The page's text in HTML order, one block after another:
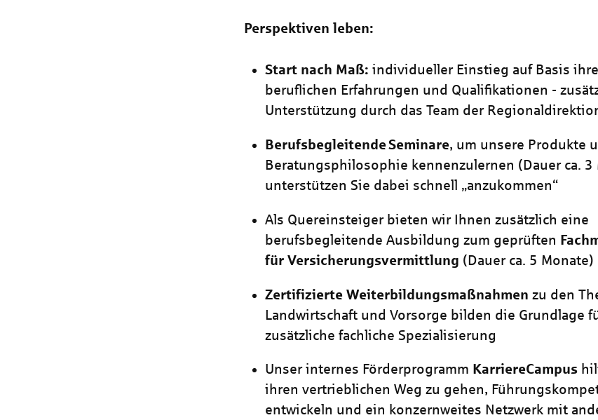
Perspektiven leben:
Start nach Maß:individueller Einstieg auf Basis
beruflichen Erfahrungen und Qualifikationen -
Unterstützung durch das Team der
BerufsbegleitendeSeminare, um unsere Produkte
Beratungsphilosophie kennenzulernen (Dauer ca. 3
unterstützen Sie dabei schnell „anzukommen“
Als Quereinsteiger bieten wir Ihnen zusätzlich eine
berufsbegleitende Ausbildung zum geprüften
für Versicherungsvermittlung (Dauer ca. 5 Monate)
Zertifizierte Weiterbildungsmaßnahmenzu den
Landwirtschaft und Vorsorge bilden die Grundlage
zusätzliche fachliche Spezialisierung
Unser internes Förderprogramm KarriereCampus
ihren vertrieblichen Weg zu gehen,
entwickeln und ein konzernweites Netzwerk mit